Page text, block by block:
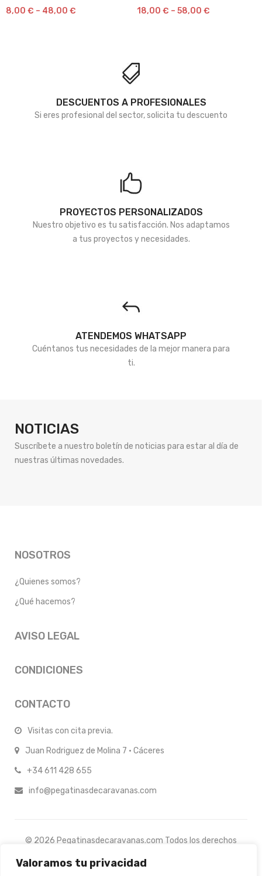
Valoramos tu privacidad
8,00 € – 48,00 €
18,00 € – 58,00 €
DESCUENTOS A PROFESIONALES
Si eres profesional del sector, solicita tu descuento
PROYECTOS PERSONALIZADOS
Nuestro objetivo es tu satisfacción. Nos adaptamos
a tus proyectos y necesidades.
ATENDEMOS WHATSAPP
Cuéntanos tus necesidades de la mejor manera para
ti.
NOTICIAS
Suscríbete a nuestro boletín de noticias para estar al día de
nuestras últimas novedades.
NOSOTROS
¿Quienes somos?
¿Qué hacemos?
AVISO LEGAL
CONDICIONES
CONTACTO
Visitas con cita previa.
Juan Rodriguez de Molina 7 · Cáceres
+34 611 428 655
info@pegatinasdecaravanas.com
© 2026 Pegatinasdecaravanas.com Todos los derechos